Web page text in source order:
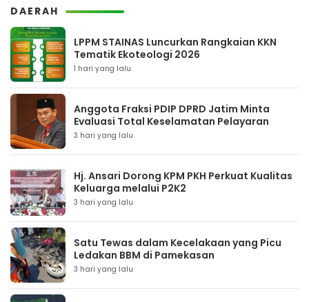
DAERAH
LPPM STAINAS Luncurkan Rangkaian KKN
Tematik Ekoteologi 2026
1 hari yang lalu
Anggota Fraksi PDIP DPRD Jatim Minta
Evaluasi Total Keselamatan Pelayaran
3 hari yang lalu
Hj. Ansari Dorong KPM PKH Perkuat Kualitas
Keluarga melalui P2K2
3 hari yang lalu
Satu Tewas dalam Kecelakaan yang Picu
Ledakan BBM di Pamekasan
3 hari yang lalu